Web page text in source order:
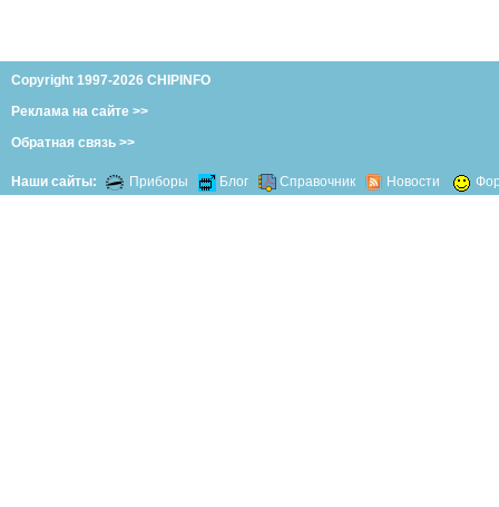
Copyright 1997-2026 CHIPINFO
Реклама на сайте >>
Обратная связь >>
Наши сайты: Приборы Блог Справочник Новости